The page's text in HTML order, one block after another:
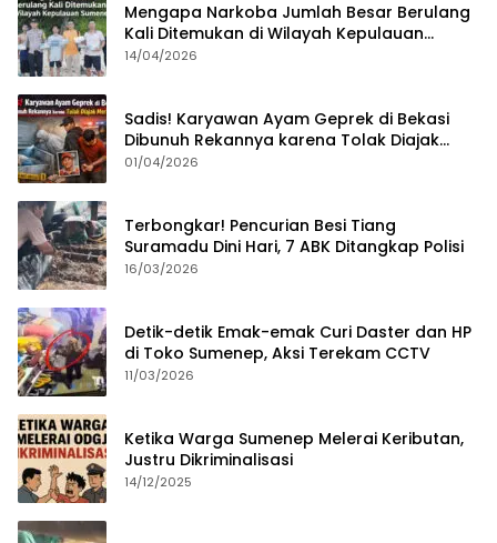
Mengapa Narkoba Jumlah Besar Berulang
Kali Ditemukan di Wilayah Kepulauan
Sumenep?
14/04/2026
Sadis! Karyawan Ayam Geprek di Bekasi
Dibunuh Rekannya karena Tolak Diajak
Merampok Majikan
01/04/2026
Terbongkar! Pencurian Besi Tiang
Suramadu Dini Hari, 7 ABK Ditangkap Polisi
16/03/2026
Detik-detik Emak-emak Curi Daster dan HP
di Toko Sumenep, Aksi Terekam CCTV
11/03/2026
Ketika Warga Sumenep Melerai Keributan,
Justru Dikriminalisasi
14/12/2025